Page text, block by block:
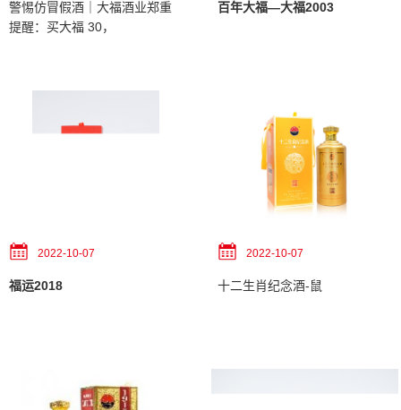
警惕仿冒假酒｜大福酒业郑重
提醒：买大福 30，
百年大福—大福2003
2022-10-07
福运2018
2022-10-07
十二生肖纪念酒-鼠